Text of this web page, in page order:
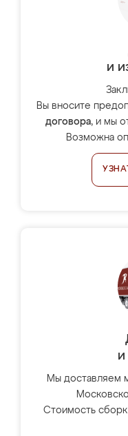
и
Вы вносите
договора, и мы
Возможна
и
Мы доставляем
Стоимость